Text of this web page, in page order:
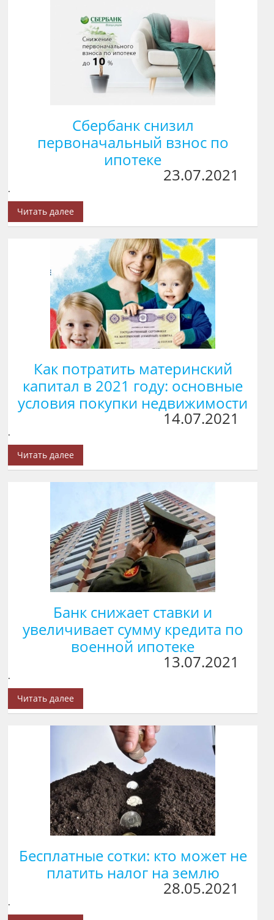
Сбербанк снизил
первоначальный взнос по
ипотеке
23.07.2021
.
Читать далее
Как потратить материнский
капитал в 2021 году: основные
условия покупки недвижимости
14.07.2021
.
Читать далее
Банк снижает ставки и
увеличивает сумму кредита по
военной ипотеке
13.07.2021
.
Читать далее
Бесплатные сотки: кто может не
платить налог на землю
28.05.2021
.